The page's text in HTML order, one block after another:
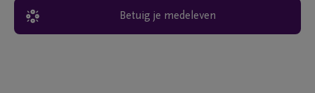
Betuig je medeleven